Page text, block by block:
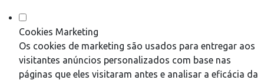
Cookies Marketing
Os cookies de marketing são usados para entregar aos
visitantes anúncios personalizados com base nas
páginas que eles visitaram antes e analisar a eficácia da